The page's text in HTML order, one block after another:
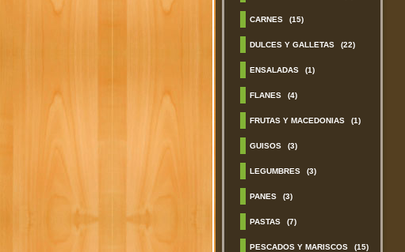
CARNES (15)
DULCES Y GALLETAS (22)
ENSALADAS (1)
FLANES (4)
FRUTAS Y MACEDONIAS (1)
GUISOS (3)
LEGUMBRES (3)
PANES (3)
PASTAS (7)
PESCADOS Y MARISCOS (15)